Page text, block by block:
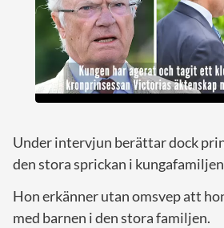
Under intervjun berättar dock
den stora sprickan i
Hon erkänner utan omsvep att
med barnen i den stora familjen.